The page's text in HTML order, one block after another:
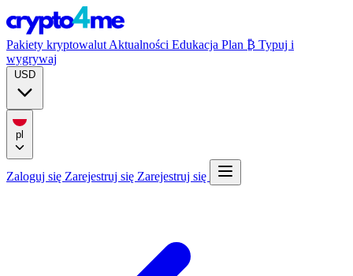
Pakiety kryptowalut Aktualności Edukacja Plan ₿ Typuj i
wygrywaj
Zaloguj się Zarejestruj się Zarejestruj się